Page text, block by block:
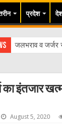
प्रदेश
जलभराव व जर्जर
का इंतजार
August 5, 2020